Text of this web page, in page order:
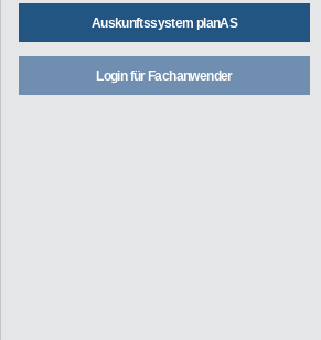
Auskunftssystem planAS
Login für Fachanwender